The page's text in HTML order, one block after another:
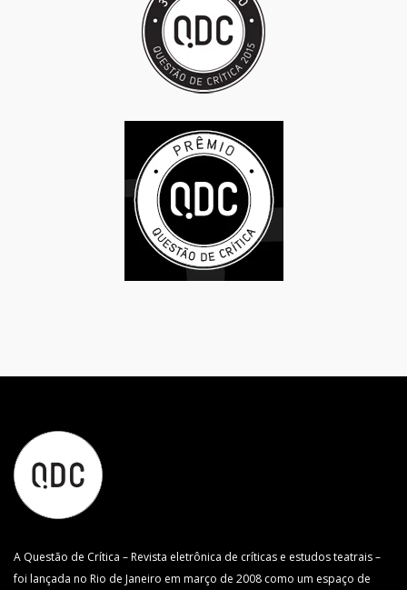
A Questão de Crítica – Revista eletrônica de críticas e estudos teatrais –
foi lançada no Rio de Janeiro em março de 2008 como um espaço de